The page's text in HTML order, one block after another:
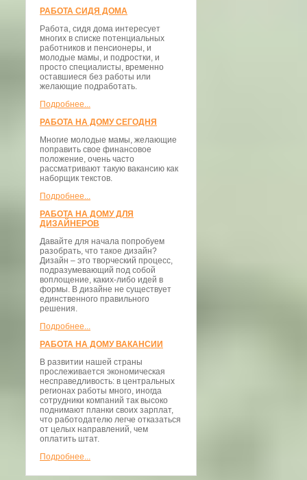
РАБОТА СИДЯ ДОМА
Работа, сидя дома интересует
многих в списке потенциальных
работников и пенсионеры, и
молодые мамы, и подростки, и
просто специалисты, временно
оставшиеся без работы или
желающие подработать.
Подробнее...
РАБОТА НА ДОМУ СЕГОДНЯ
Многие молодые мамы, желающие
поправить свое финансовое
положение, очень часто
рассматривают такую вакансию как
наборщик текстов.
Подробнее...
РАБОТА НА ДОМУ ДЛЯ
ДИЗАЙНЕРОВ
Давайте для начала попробуем
разобрать, что такое дизайн?
Дизайн – это творческий процесс,
подразумевающий под собой
воплощение, каких-либо идей в
формы. В дизайне не существует
единственного правильного
решения.
Подробнее...
РАБОТА НА ДОМУ ВАКАНСИИ
В развитии нашей страны
прослеживается экономическая
несправедливость: в центральных
регионах работы много, иногда
сотрудники компаний так высоко
поднимают планки своих зарплат,
что работодателю легче отказаться
от целых направлений, чем
оплатить штат.
Подробнее...